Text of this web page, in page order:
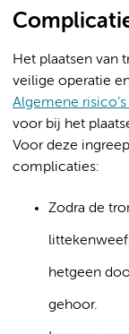
Het plaatsen van
veilige operatie
Algemene
voor bij het
Voor deze
complicaties:
Zodra de
hetgeen
gehoor.